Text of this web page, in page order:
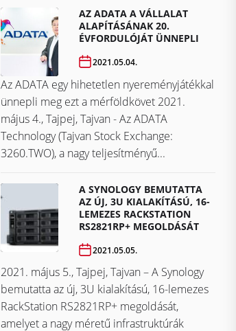
AZ ADATA A VÁLLALAT
ALAPÍTÁSÁNAK 20.
ÉVFORDULÓJÁT ÜNNEPLI
2021.05.04.
Az ADATA egy hihetetlen nyereményjátékkal
ünnepli meg ezt a mérföldkövet ​​​​​​​2021.
május 4., Tajpej, Tajvan - Az ADATA
Technology (Tajvan Stock Exchange:
3260.TWO), a nagy teljesítményű...
A SYNOLOGY BEMUTATTA
AZ ÚJ, 3U KIALAKÍTÁSÚ, 16-
LEMEZES RACKSTATION
RS2821RP+ MEGOLDÁSÁT
2021.05.05.
2021. május 5., Tajpej, Tajvan – A Synology
bemutatta az új, 3U kialakítású, 16-lemezes
RackStation RS2821RP+ megoldását,
amelyet a nagy méretű infrastruktúrák